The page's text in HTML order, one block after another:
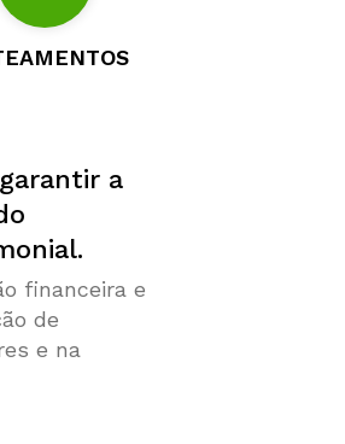
a
financeira e
de
e na